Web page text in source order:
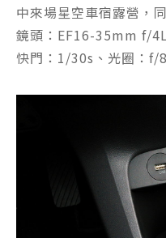
中來場星空車宿露營，
鏡頭：EF16-35mm f/
快門：1/30s、光圈：f/